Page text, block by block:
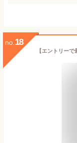
no. 18